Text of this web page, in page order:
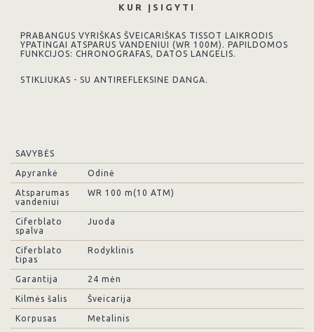
KUR ĮSIGYTI
PRABANGUS VYRIŠKAS ŠVEICARIŠKAS TISSOT LAIKRODIS
YPATINGAI ATSPARUS VANDENIUI (WR 100M). PAPILDOMOS
FUNKCIJOS: CHRONOGRAFAS, DATOS LANGELIS.
STIKLIUKAS - SU ANTIREFLEKSINE DANGA.
SAVYBĖS
Apyrankė Odinė
Atsparumas
vandeniui
WR 100 m(10 ATM)
Ciferblato
spalva
Juoda
Ciferblato
tipas
Rodyklinis
Garantija 24 mėn
Kilmės šalis Šveicarija
Korpusas Metalinis